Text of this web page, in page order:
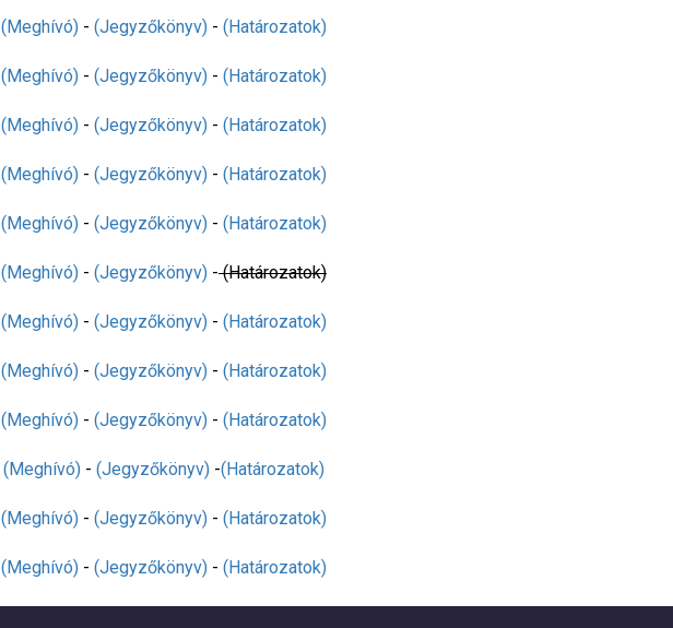
(Meghívó) - (Jegyzőkönyv) - (Határozatok)
(Meghívó) - (Jegyzőkönyv) - (Határozatok)
(Meghívó) - (Jegyzőkönyv) - (Határozatok)
(Meghívó) - (Jegyzőkönyv) - (Határozatok)
(Meghívó) - (Jegyzőkönyv) - (Határozatok)
(Meghívó) - (Jegyzőkönyv) -(Határozatok)
(Meghívó) - (Jegyzőkönyv) - (Határozatok)
(Meghívó) - (Jegyzőkönyv) - (Határozatok)
(Meghívó) - (Jegyzőkönyv) - (Határozatok)
(Meghívó) - (Jegyzőkönyv) -(Határozatok)
(Meghívó) - (Jegyzőkönyv) - (Határozatok)
(Meghívó) - (Jegyzőkönyv) - (Határozatok)